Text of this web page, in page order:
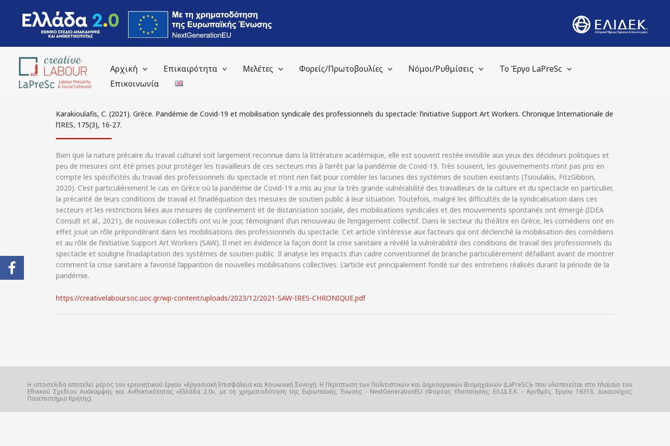
περιεχόμενο
Αρχική Επικαιρότητα Μελέτες Φορείς/Πρωτοβουλίες Νόμοι/Ρυθμίσεις
Το Έργο LaPreSc
Επικοινωνία
Karakioulafis, C. (2021). Grèce. Pandémie de Covid-19 et mobilisation syndicale des professionnels du spectacle: l’initiative Support Art Workers. Chronique Internationale de
l’IRES, 175(3), 16-27.
Bien que la nature précaire du travail culturel soit largement reconnue dans la littérature académique, elle est souvent restée invisible aux yeux des décideurs politiques et
peu de mesures ont été prises pour protéger les travailleurs de ces secteurs mis à l’arrêt par la pandémie de Covid-19. Très souvent, les gouvernements n’ont pas pris en
compte les spécificités du travail des professionnels du spectacle et n’ont rien fait pour combler les lacunes des systèmes de soutien existants (Tsioulakis, FitzGibbon,
2020). C’est particulièrement le cas en Grèce où la pandémie de Covid-19 a mis au jour la très grande vulnérabilité des travailleurs de la culture et du spectacle en particulier,
la précarité de leurs conditions de travail et l’inadéquation des mesures de soutien public à leur situation. Toutefois, malgré les difficultés de la syndicalisation dans ces
secteurs et les restrictions liées aux mesures de confinement et de distanciation sociale, des mobilisations syndicales et des mouvements spontanés ont émergé (IDEA
Consult et al., 2021), de nouveaux collectifs ont vu le jour, témoignant d’un renouveau de l’engagement collectif. Dans le secteur du théâtre en Grèce, les comédiens ont en
effet joué un rôle prépondérant dans les mobilisations des professionnels du spectacle. Cet article s’intéresse aux facteurs qui ont déclenché la mobilisation des comédiens
et au rôle de l’initiative Support Art Workers (SAW). Il met en évidence la façon dont la crise sanitaire a révélé la vulnérabilité des conditions de travail des professionnels du
spectacle et souligne l’inadaptation des systèmes de soutien public. Il analyse les impacts d’un cadre conventionnel de branche particulièrement défaillant avant de montrer
comment la crise sanitaire a favorisé l’apparition de nouvelles mobilisations collectives. L’article est principalement fondé sur des entretiens réalisés durant la période de la
pandémie.
https://creativelabour.soc.uoc.gr/wp-content/uploads/2023/12/2021-SAW-IRES-CHRONIQUE.pdf
Η ιστοσελίδα αποτελεί μέρος του ερευνητικού έργου «Εργασιακή Επισφάλεια και Κοινωνική Συνοχή: Η Περίπτωση των Πολιτιστικών και Δημιουργικών Βιομηχανιών (LaPreSC)» που υλοποιείται στο πλαίσιο του
Εθνικού Σχεδίου Ανάκαμψης και Ανθεκτικότητας «Ελλάδα 2.0», με τη χρηματοδότηση της Ευρωπαϊκής Ένωσης - NextGenerationEU (Φορέας Υλοποίησης: ΕΛ.ΙΔ.Ε.Κ. - Αριθμός Έργου 16313, Δικαιούχος:
Πανεπιστήμιο Κρήτης).